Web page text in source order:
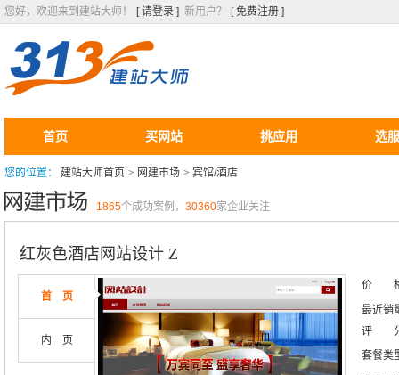
您好，欢迎来到建站大师！ [ 请登录 ] 新用户？ [ 免费注册 ]
首页 买网站 挑应用 选
您的位置： 建站大师首页 > 网建市场 > 宾馆/酒店
1865个成功案例， 30360家企业关注
红灰色酒店网站设计 Z
首 页
内 页
价
最近销
评
套餐类